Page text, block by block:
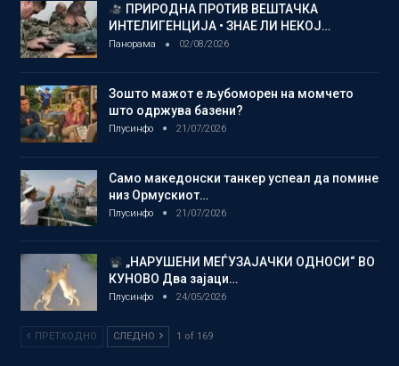
ПРИРОДНА ПРОТИВ ВЕШТАЧКА
ИНТЕЛИГЕНЦИЈА • ЗНАЕ ЛИ НЕКОЈ…
Панорама 02/08/2026
Зошто мажот е љубоморен на момчето
што одржува базени?
Плусинфо 21/07/2026
Само македонски танкер успеал да помине
низ Ормускиот…
Плусинфо 21/07/2026
„НАРУШЕНИ МЕЃУЗАЈАЧКИ ОДНОСИ“ ВО
КУНОВО Два зајаци…
Плусинфо 24/05/2026
ПРЕТХОДНО СЛЕДНО 1 of 169